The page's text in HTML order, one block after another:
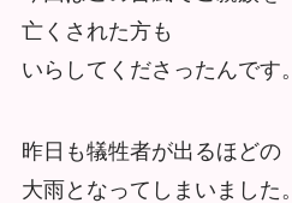
亡くされた方も
いらしてくださったんです。
昨日も犠牲者が出るほどの
大雨となってしまいました。